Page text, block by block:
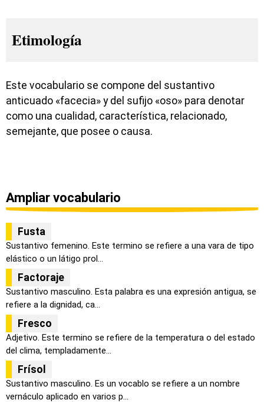
Etimología
Este vocabulario se compone del sustantivo
anticuado «facecia» y del sufijo «oso» para denotar
como una cualidad, característica, relacionado,
semejante, que posee o causa.
Ampliar vocabulario
Fusta
Sustantivo femenino. Este termino se refiere a una vara de tipo
elástico o un látigo prol...
Factoraje
Sustantivo masculino. Esta palabra es una expresión antigua, se
refiere a la dignidad, ca...
Fresco
Adjetivo. Este termino se refiere de la temperatura o del estado
del clima, templadamente...
Frísol
Sustantivo masculino. Es un vocablo se refiere a un nombre
vernáculo aplicado en varios p...